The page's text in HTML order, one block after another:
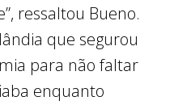
ressaltou Bueno.
que segurou
para não faltar
enquanto